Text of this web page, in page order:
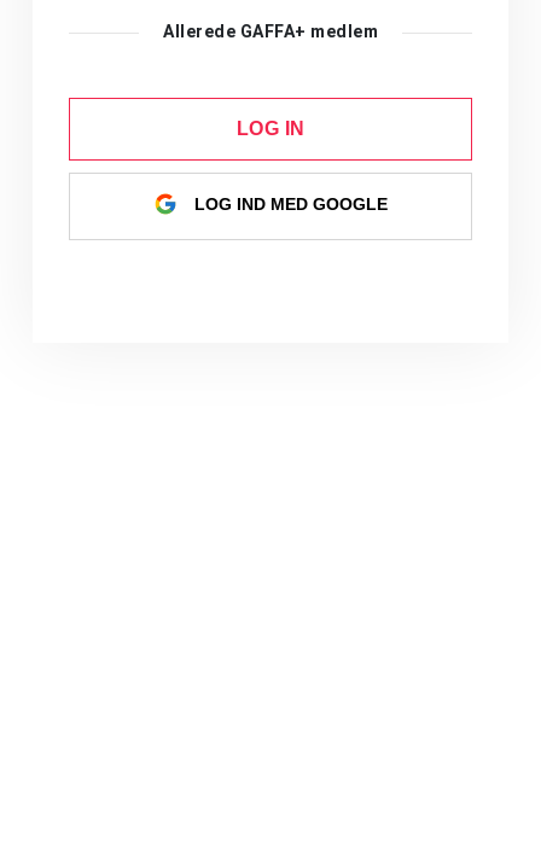
Allerede GAFFA+ medlem
LOG IN
LOG IND MED GOOGLE